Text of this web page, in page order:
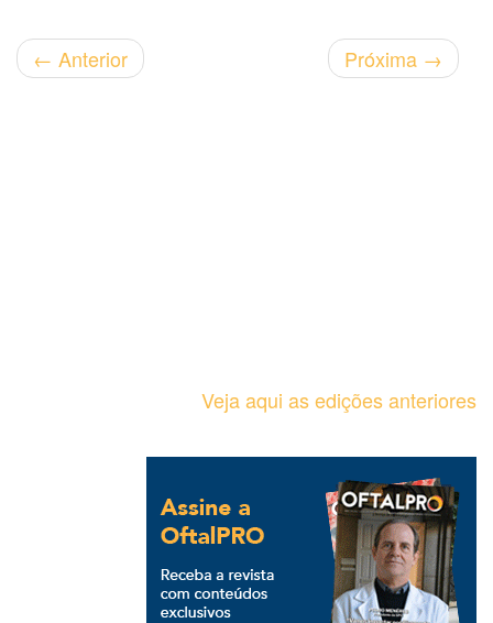
← Anterior Próxima →
Veja aqui as edições anteriores